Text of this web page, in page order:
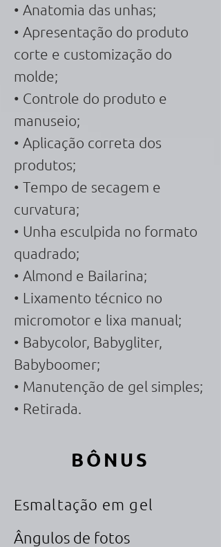
• Anatomia das unhas;
• Apresentação do produto
corte e customização do
molde;
• Controle do produto e
manuseio;
• Aplicação correta dos
produtos;
• Tempo de secagem e
curvatura;
• Unha esculpida no formato
quadrado;
• Almond e Bailarina;
• Lixamento técnico no
micromotor e lixa manual;
• Babycolor, Babygliter,
Babyboomer;
• Manutenção de gel simples;
• Retirada.
BÔNUS
Esmaltação em gel
Ângulos de fotos